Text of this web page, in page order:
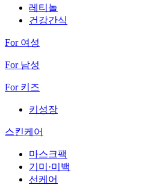
레티놀
건강간식
For 여성
For 남성
For 키즈
키성장
스킨케어
마스크팩
기미·미백
선케어